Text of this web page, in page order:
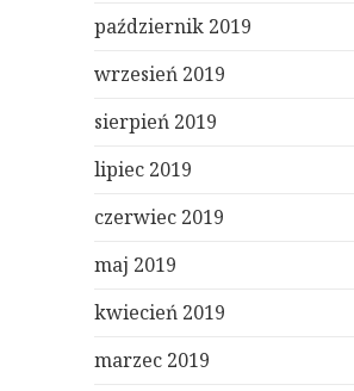
październik 2019
wrzesień 2019
sierpień 2019
lipiec 2019
czerwiec 2019
maj 2019
kwiecień 2019
marzec 2019